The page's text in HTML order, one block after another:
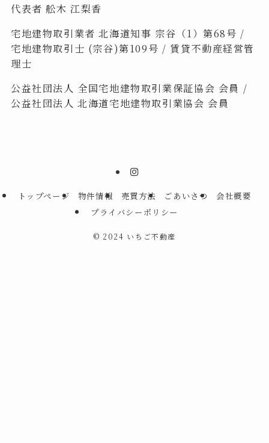
代表者 舩木 江梨香
宅地建物取引業者 北海道知事 宗谷（1）第68号 /
宅地建物取引士 (宗谷)第109号 / 賃貸不動産経営管
理士
公益社団法人 全国宅地建物取引業保証協会 会員 /
公益社団法人 北海道宅地建物取引業協会 会員
トップページ 物件情報 売買方法 ごあいさつ
会社概要
プライバシーポリシー
© 2024 いちご不動産